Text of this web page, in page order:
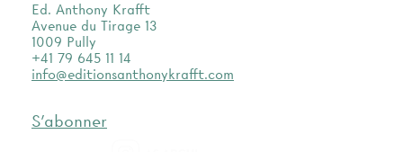
Ed. Anthony Krafft
Avenue du Tirage 13
1009 Pully
+41 79 645 11 14
info@editionsanthonykrafft.com
S'abonner